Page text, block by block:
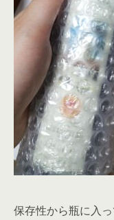
保存性から瓶に入